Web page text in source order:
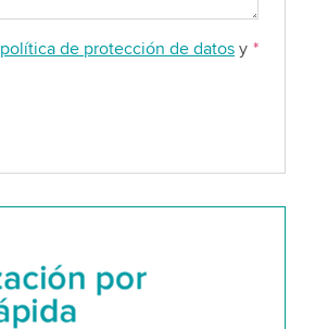
política de protección de datos y *